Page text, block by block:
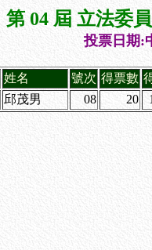
第 04 屆 立法委
投票日期:
姓名 號次 得票數
邱茂男 08 20